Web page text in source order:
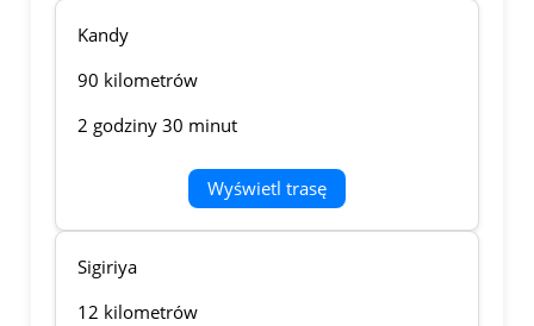
Kandy
90 kilometrów
2 godziny 30 minut
Wyświetl trasę
Sigiriya
12 kilometrów